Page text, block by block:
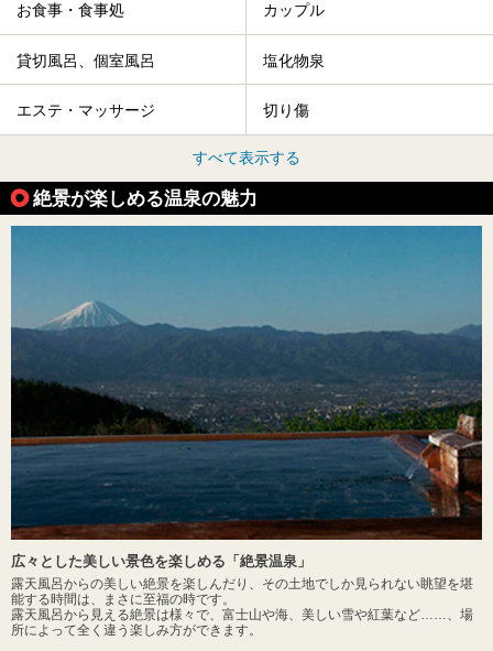
お食事・食事処 カップル
貸切風呂、個室風呂 塩化物泉
エステ・マッサージ 切り傷
すべて表示する
絶景が楽しめる温泉の魅力
広々とした美しい景色を楽しめる「絶景温泉」
露天風呂からの美しい絶景を楽しんだり、その土地でしか見られない眺望を堪
能する時間は、まさに至福の時です。
露天風呂から見える絶景は様々で、富士山や海、美しい雪や紅葉など……、場
所によって全く違う楽しみ方ができます。